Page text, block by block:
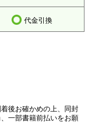
代金引換
後お確かめの上、同封
一部書籍前払いをお願